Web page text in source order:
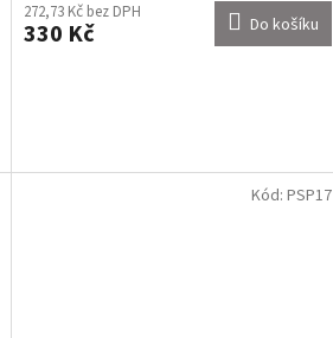
272,73 Kč bez DPH
330 Kč Do košíku
Kód: PSP17